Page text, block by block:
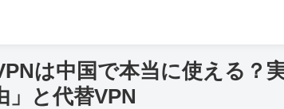
は中国で本当に使える？
」と代替VPN